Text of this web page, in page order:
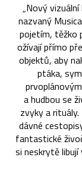
„Nový
nazvaný
pojetím, těžko
ožívají přímo
objektů, aby
ptáka,
a hudbou se
zvyky a
dávné
fantastické
si neskrytě